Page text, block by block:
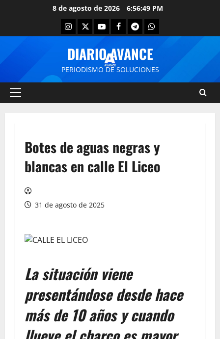
8 de agosto de 2026 6:56:49 PM
DIARIO AVANCE
PERIODISMO DE SOLUCIONES
Botes de aguas negras y
blancas en calle El Liceo
31 de agosto de 2025
La situación viene
presentándose desde hace
más de 10 años y cuando